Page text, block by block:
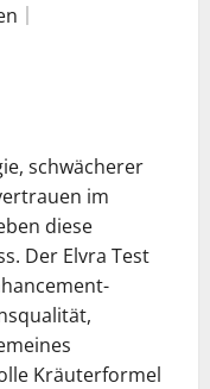
schwächerer
im
diese
Der Elvra Test
Kräuterformel